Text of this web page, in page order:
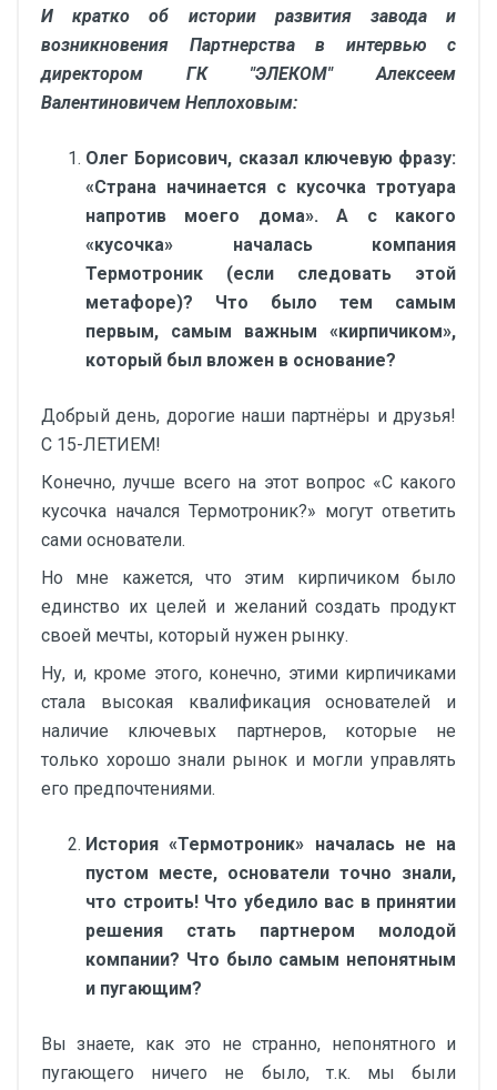
И кратко об истории развития завода и
возникновения Партнерства в интервью с
директором ГК "ЭЛЕКОМ" Алексеем
Валентиновичем Неплоховым:
Олег Борисович, сказал ключевую фразу:
«Страна начинается с кусочка тротуара
напротив моего дома». А с какого
«кусочка» началась компания
Термотроник (если следовать этой
метафоре)? Что было тем самым
первым, самым важным «кирпичиком»,
который был вложен в основание?
Добрый день, дорогие наши партнёры и друзья!
С 15-ЛЕТИЕМ!
Конечно, лучше всего на этот вопрос «С какого
кусочка начался Термотроник?» могут ответить
сами основатели.
Но мне кажется, что этим кирпичиком было
единство их целей и желаний создать продукт
своей мечты, который нужен рынку.
Ну, и, кроме этого, конечно, этими кирпичиками
стала высокая квалификация основателей и
наличие ключевых партнеров, которые не
только хорошо знали рынок и могли управлять
его предпочтениями.
История «Термотроник» началась не на
пустом месте, основатели точно знали,
что строить! Что убедило вас в принятии
решения стать партнером молодой
компании? Что было самым непонятным
и пугающим?
Вы знаете, как это не странно, непонятного и
пугающего ничего не было, т.к. мы были